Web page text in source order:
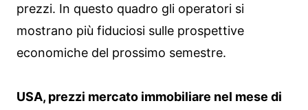
prezzi. In questo quadro gli operatori si
mostrano più fiduciosi sulle prospettive
economiche del prossimo semestre.
USA, prezzi mercato immobiliare nel mese di